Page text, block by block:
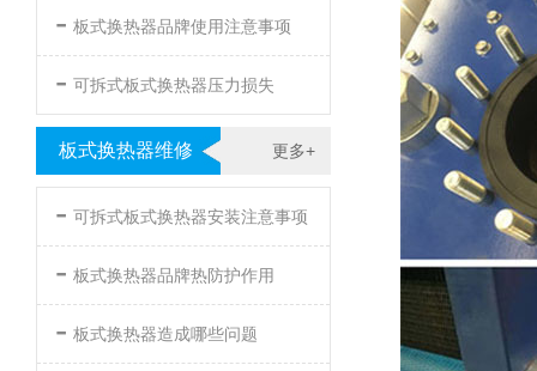
- 板式换热器品牌使用注意事项
- 可拆式板式换热器压力损失
更多+
板式换热器维修
- 可拆式板式换热器安装注意事项
- 板式换热器品牌热防护作用
- 板式换热器造成哪些问题